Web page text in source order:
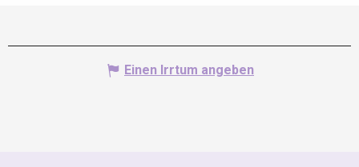
Einen Irrtum angeben